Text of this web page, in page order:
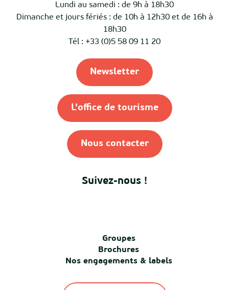
Lundi au samedi : de 9h à 18h30
Dimanche et jours fériés : de 10h à 12h30 et de 16h à
18h30
Tél : +33 (0)5 58 09 11 20
Newsletter
L'office de tourisme
Nous contacter
Suivez-nous !
Groupes
Brochures
Nos engagements & labels